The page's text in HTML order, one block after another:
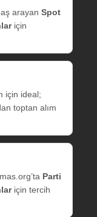
arayan Spot
için
için ideal;
toptan alım
Parti
için tercih